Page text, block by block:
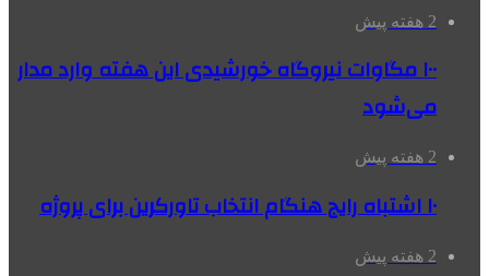
2 هفته پیش
۱۰۰ مگاوات نیروگاه‌ خورشیدی این هفته وارد مدار
می‌شود
2 هفته پیش
۱۰ اشتباه رایج هنگام انتخاب تاورکرین برای پروژه
2 هفته پیش